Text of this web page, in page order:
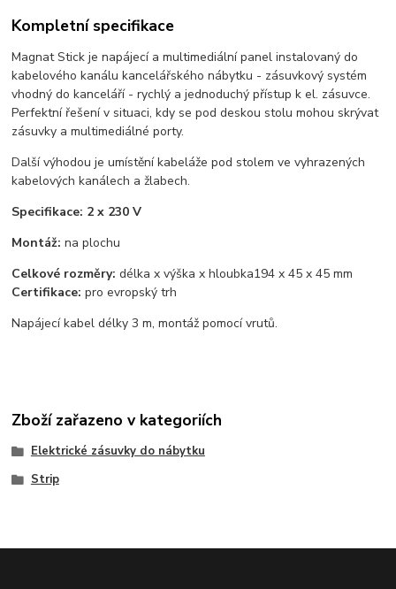
Kompletní specifikace
Magnat Stick je napájecí a multimediální panel instalovaný do
kabelového kanálu kancelářského nábytku - zásuvkový systém
vhodný do kanceláří - rychlý a jednoduchý přístup k el. zásuvce.
Perfektní řešení v situaci, kdy se pod deskou stolu mohou skrývat
zásuvky a multimediálné porty.
Další výhodou je umístění kabeláže pod stolem ve vyhrazených
kabelových kanálech a žlabech.
Specifikace: 2 x 230 V
Montáž: na plochu
Celkové rozměry:délka x výška x hloubka194 x 45 x 45 mm
Certifikace: pro evropský trh
Napájecí kabel délky 3 m, montáž pomocí vrutů.
Zboží zařazeno v kategoriích
Elektrické zásuvky do nábytku
Strip